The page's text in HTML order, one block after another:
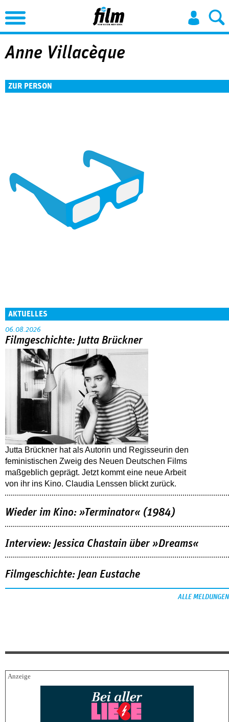
Jump to Navigation
Anne Villacèque
ZUR PERSON
AKTUELLES
06.08.2026
Filmgeschichte: Jutta Brückner
Jutta Brückner hat als Autorin und Regisseurin den
feministischen Zweig des Neuen Deutschen Films
maßgeblich geprägt. Jetzt kommt eine neue Arbeit
von ihr ins Kino. Claudia Lenssen blickt zurück.
Wieder im Kino: »Terminator« (1984)
Interview: Jessica Chastain über »Dreams«
Filmgeschichte: Jean Eustache
ALLE MELDUNGEN